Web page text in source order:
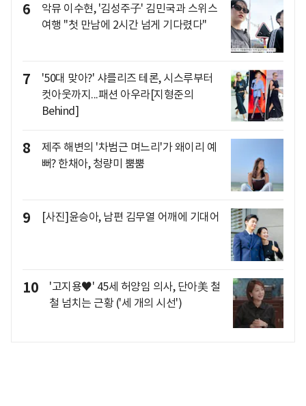
6
악뮤 이수현, '김성주子' 김민국과 스위스
여행 "첫 만남에 2시간 넘게 기다렸다"
7
'50대 맞아?' 샤를리즈 테론, 시스루부터
컷아웃까지...패션 아우라[지형준의
Behind]
8
제주 해변의 '차범근 며느리'가 왜이리 예
뻐? 한채아, 청량미 뿜뿜
9 [사진]윤승아, 남편 김무열 어깨에 기대어
10
'고지용♥' 45세 허양임 의사, 단아美 철
철 넘치는 근황 ('세 개의 시선')